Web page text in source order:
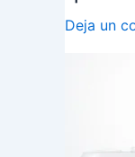
Deja un